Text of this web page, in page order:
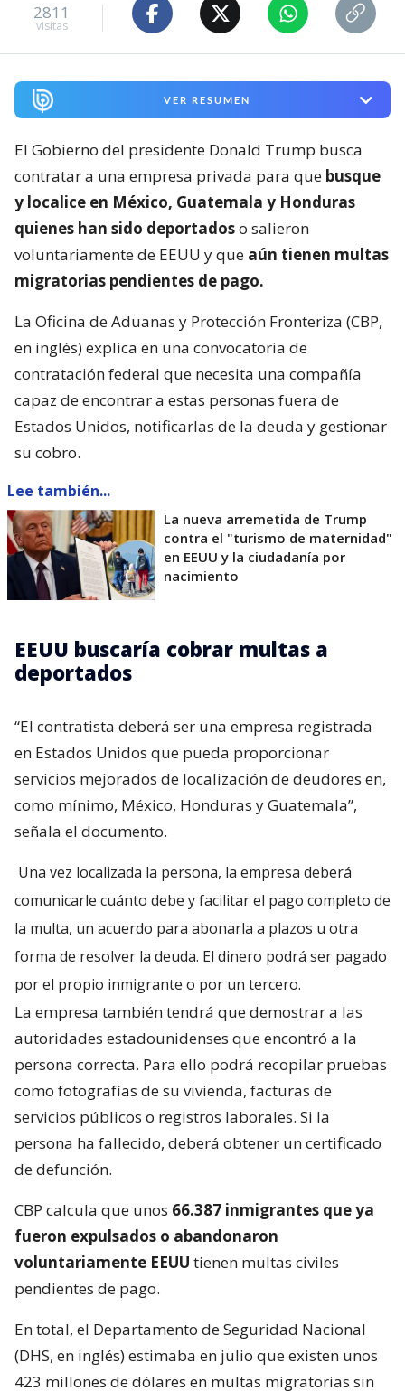
2811
visitas
VER RESUMEN
El Gobierno del presidente Donald Trump busca
contratar a una empresa privada para que busque
y localice en México, Guatemala y Honduras
quienes han sido deportadoso salieron
voluntariamente de EEUU y que aún tienen multas
migratorias pendientes de pago.
La Oficina de Aduanas y Protección Fronteriza (CBP,
en inglés) explica en una convocatoria de
contratación federal que necesita una compañía
capaz de encontrar a estas personas fuera de
Estados Unidos, notificarlas de la deuda y gestionar
su cobro.
Lee también...
La nueva arremetida de Trump
contra el "turismo de maternidad"
en EEUU y la ciudadanía por
nacimiento
EEUU buscaría cobrar multas a
deportados
“El contratista deberá ser una empresa registrada
en Estados Unidos que pueda proporcionar
servicios mejorados de localización de deudores en,
como mínimo, México, Honduras y Guatemala”,
señala el documento.
Una vez localizada la persona, la empresa deberá
comunicarle cuánto debe y facilitar el pago completo de
la multa, un acuerdo para abonarla a plazos u otra
forma de resolver la deuda. El dinero podrá ser pagado
por el propio inmigrante o por un tercero.
La empresa también tendrá que demostrar a las
autoridades estadounidenses que encontró a la
persona correcta. Para ello podrá recopilar pruebas
como fotografías de su vivienda, facturas de
servicios públicos o registros laborales. Si la
persona ha fallecido, deberá obtener un certificado
de defunción.
CBP calcula que unos 66.387 inmigrantes que ya
fueron expulsados o abandonaron
voluntariamente EEUU tienen multas civiles
pendientes de pago.
En total, el Departamento de Seguridad Nacional
(DHS, en inglés) estimaba en julio que existen unos
423 millones de dólares en multas migratorias sin